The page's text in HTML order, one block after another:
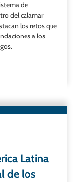
de
del calamar
los retos que
a los
Latina
de los